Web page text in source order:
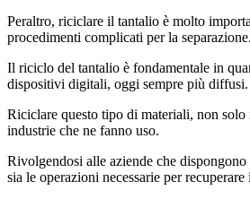
Peraltro, riciclare il tantalio è molto
procedimenti complicati per la separazione.
Il riciclo del tantalio è fondamentale in
dispositivi digitali, oggi sempre più diffusi.
Riciclare questo tipo di materiali, non
industrie che ne fanno uso.
Rivolgendosi alle aziende che
sia le operazioni necessarie per